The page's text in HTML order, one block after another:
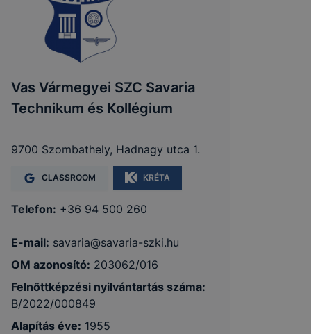
Vas Vármegyei SZC Savaria
Technikum és Kollégium
9700 Szombathely, Hadnagy utca 1.
CLASSROOM KRÉTA
Telefon: +36 94 500 260
E-mail: savaria@savaria-szki.hu
OM azonosító: 203062/016
Felnőttképzési nyilvántartás száma:
B/2022/000849
Alapítás éve: 1955